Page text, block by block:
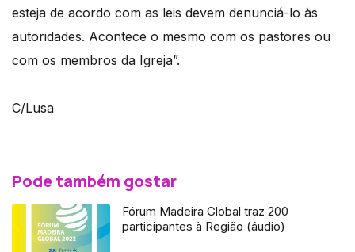
esteja de acordo com as leis devem denunciá-lo às
autoridades. Acontece o mesmo com os pastores ou
com os membros da Igreja”.
C/Lusa
Pode também gostar
Fórum Madeira Global traz 200
participantes à Região (áudio)